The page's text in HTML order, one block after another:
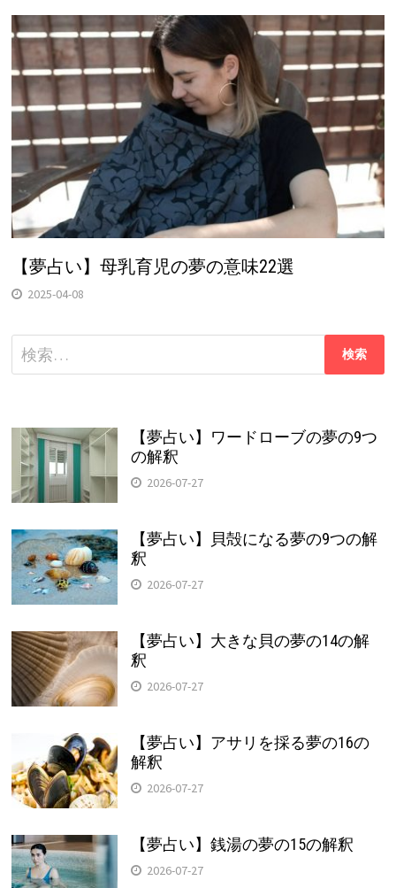
【夢占い】母乳育児の夢の意味22選
2025-04-08
検
索:
【夢占い】ワードローブの夢の9つ
の解釈
2026-07-27
【夢占い】貝殻になる夢の9つの解
釈
2026-07-27
【夢占い】大きな貝の夢の14の解
釈
2026-07-27
【夢占い】アサリを採る夢の16の
解釈
2026-07-27
【夢占い】銭湯の夢の15の解釈
2026-07-27